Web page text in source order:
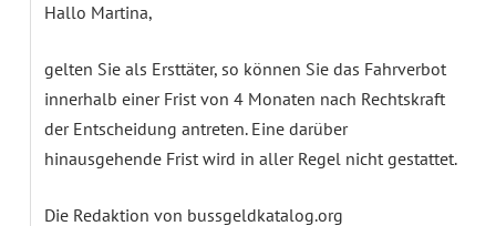
Hallo Martina,
gelten Sie als Ersttäter, so können Sie das Fahrverbot
innerhalb einer Frist von 4 Monaten nach Rechtskraft
der Entscheidung antreten. Eine darüber
hinausgehende Frist wird in aller Regel nicht gestattet.
Die Redaktion von bussgeldkatalog.org